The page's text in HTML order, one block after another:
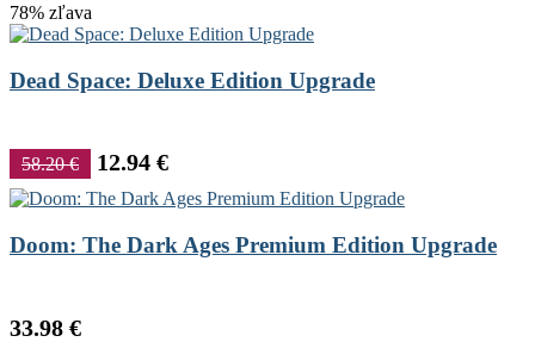
78% zľava
Dead Space: Deluxe Edition Upgrade
58.20 € 12.94 €
Doom: The Dark Ages Premium Edition Upgrade
33.98 €